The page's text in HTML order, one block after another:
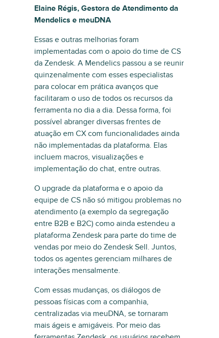
Elaine Régis, Gestora de Atendimento da
Mendelics e meuDNA
Essas e outras melhorias foram
implementadas com o apoio do time de CS
da Zendesk. A Mendelics passou a se reunir
quinzenalmente com esses especialistas
para colocar em prática avanços que
facilitaram o uso de todos os recursos da
ferramenta no dia a dia. Dessa forma, foi
possível abranger diversas frentes de
atuação em CX com funcionalidades ainda
não implementadas da plataforma. Elas
incluem macros, visualizações e
implementação do chat, entre outras.
O upgrade da plataforma e o apoio da
equipe de CS não só mitigou problemas no
atendimento (a exemplo da segregação
entre B2B e B2C) como ainda estendeu a
plataforma Zendesk para parte do time de
vendas por meio do Zendesk Sell. Juntos,
todos os agentes gerenciam milhares de
interações mensalmente.
Com essas mudanças, os diálogos de
pessoas físicas com a companhia,
centralizadas via meuDNA, se tornaram
mais ágeis e amigáveis. Por meio das